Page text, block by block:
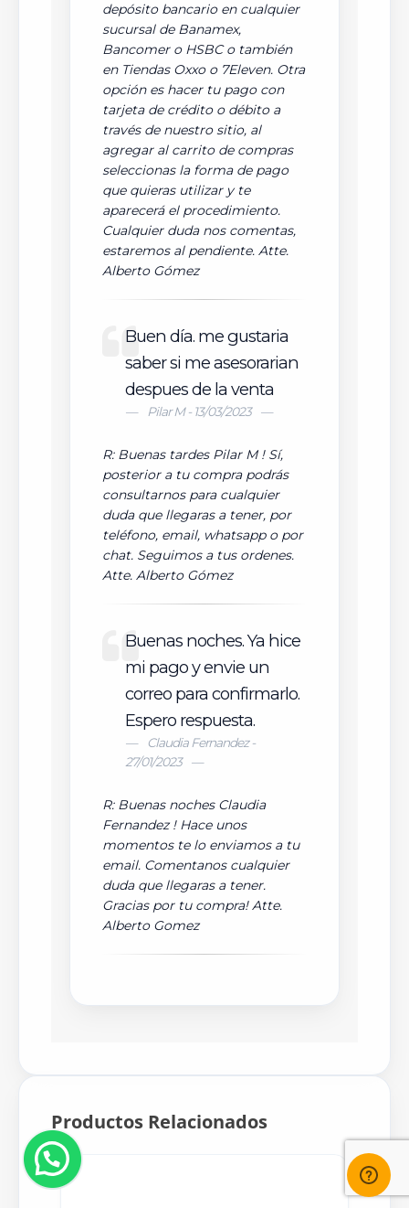
depósito bancario en cualquier
sucursal de Banamex,
Bancomer o HSBC o también
en Tiendas Oxxo o 7Eleven. Otra
opción es hacer tu pago con
tarjeta de crédito o débito a
través de nuestro sitio, al
agregar al carrito de compras
seleccionas la forma de pago
que quieras utilizar y te
aparecerá el procedimiento.
Cualquier duda nos comentas,
estaremos al pendiente. Atte.
Alberto Gómez
Buen día. me gustaria
saber si me asesorarian
despues de la venta
Pilar M - 13/03/2023
R: Buenas tardes Pilar M ! Sí,
posterior a tu compra podrás
consultarnos para cualquier
duda que llegaras a tener, por
teléfono, email, whatsapp o por
chat. Seguimos a tus ordenes.
Atte. Alberto Gómez
Buenas noches. Ya hice
mi pago y envie un
correo para confirmarlo.
Espero respuesta.
Claudia Fernandez -
27/01/2023
R: Buenas noches Claudia
Fernandez ! Hace unos
momentos te lo enviamos a tu
email. Comentanos cualquier
duda que llegaras a tener.
Gracias por tu compra! Atte.
Alberto Gomez
Productos Relacionados